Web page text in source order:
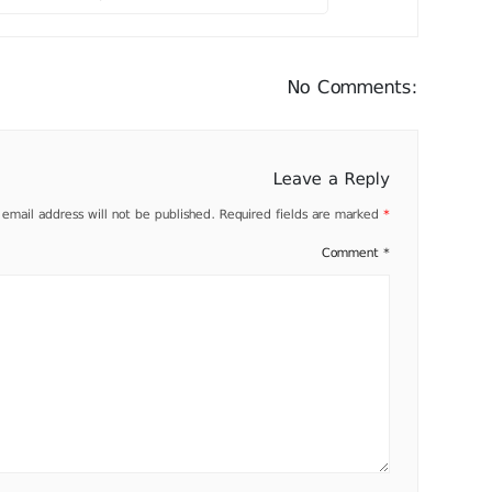
No Comments:
Leave a Reply
email address will not be published. Required fields are marked *
Comment *